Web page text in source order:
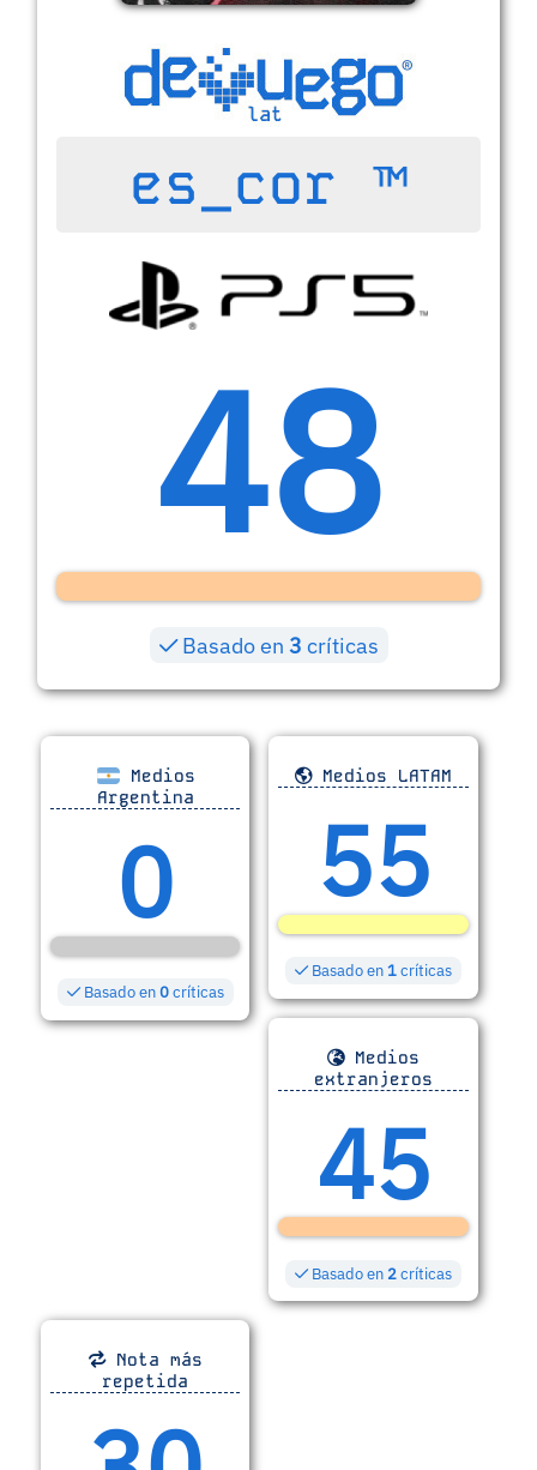
es_cor ™
48
Basado en 3 críticas
Medios
Argentina
0
Basado en0críticas
Medios LATAM
55
Basado en1críticas
Medios
extranjeros
45
Basado en 2críticas
Nota más
repetida